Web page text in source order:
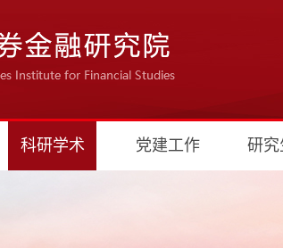
科研学术 党建工作 研究